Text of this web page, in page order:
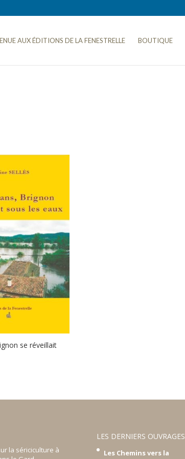
AUX ÉDITIONS DE LA FENESTRELLE BOUTIQUE
se réveillait
la sériciculture à
LES DERNIERS OUVRAGES
Les Chemins vers la